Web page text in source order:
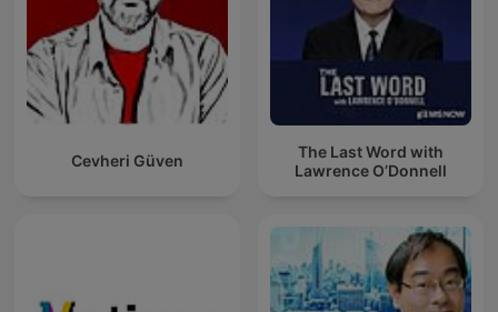
Cevheri Güven
The Last Word with
Lawrence O’Donnell